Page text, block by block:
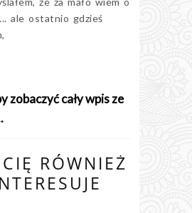
ale ostatnio gdzieś
zobaczyć cały wpis ze
RÓWNIEŻ